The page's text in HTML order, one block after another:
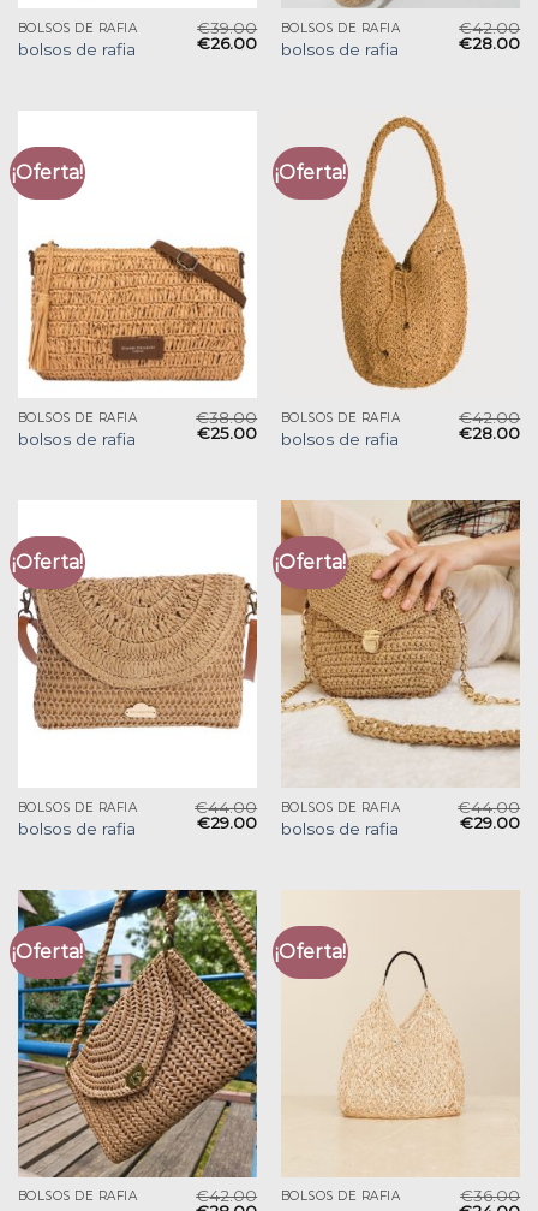
BOLSOS DE RAFIA
bolsos de rafia
€39.00
€26.00
BOLSOS DE RAFIA
bolsos de rafia
€42.00
€28.00
¡Oferta!
BOLSOS DE RAFIA
bolsos de rafia
€38.00
€25.00
¡Oferta!
BOLSOS DE RAFIA
bolsos de rafia
€42.00
€28.00
¡Oferta!
BOLSOS DE RAFIA
bolsos de rafia
€44.00
€29.00
¡Oferta!
BOLSOS DE RAFIA
bolsos de rafia
€44.00
€29.00
¡Oferta!
BOLSOS DE RAFIA €42.00
¡Oferta!
BOLSOS DE RAFIA €36.00